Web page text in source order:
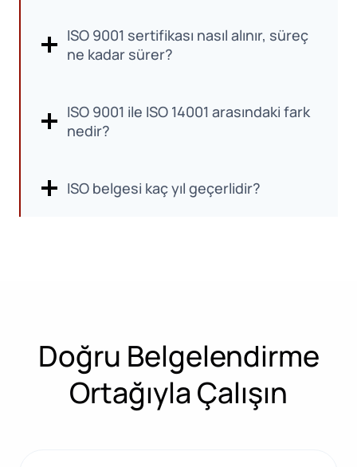
ISO 9001 sertifikası nasıl alınır, süreç
ne kadar sürer?
ISO 9001 ile ISO 14001 arasındaki fark
nedir?
ISO belgesi kaç yıl geçerlidir?
Doğru Belgelendirme
Ortağıyla Çalışın